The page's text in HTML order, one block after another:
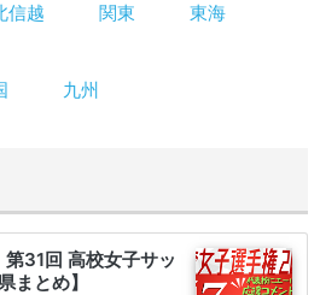
信越 関東 東海
九州